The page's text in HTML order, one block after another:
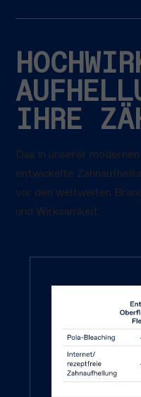
IHRE
Das in unserer
entwickelte
vor den weltweiten
und Wirksamkeit.